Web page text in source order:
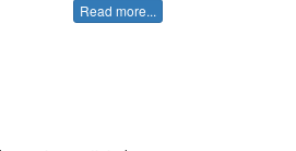
Read more...